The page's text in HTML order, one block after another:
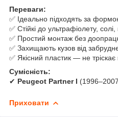
Переваги:
✅ Ідеально підходять за
✅ Стійкі до ультрафіолету,
✅ Простий монтаж без
✅ Захищають кузов від
✅ Якісний пластик — не тріскає
Сумісність:
✔ Peugeot Partner I
Приховати